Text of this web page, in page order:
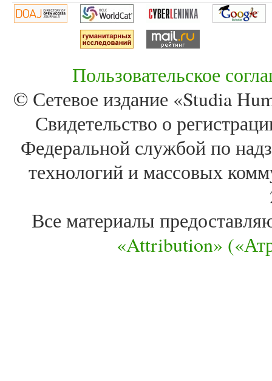
Пользовательское
© Сетевое издание «Studia
Свидетельство о
Федеральной службой по
технологий и массовых
Все материалы
«Attribution»